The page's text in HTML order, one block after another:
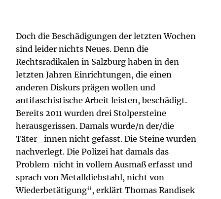
Doch die Beschädigungen der letzten Wochen
sind leider nichts Neues. Denn die
Rechtsradikalen in Salzburg haben in den
letzten Jahren Einrichtungen, die einen
anderen Diskurs prägen wollen und
antifaschistische Arbeit leisten, beschädigt.
Bereits 2011 wurden drei Stolpersteine
herausgerissen. Damals wurde/n der/die
Täter_innen nicht gefasst. Die Steine wurden
nachverlegt. Die Polizei hat damals das
Problem nicht in vollem Ausmaß erfasst und
sprach von Metalldiebstahl, nicht von
Wiederbetätigung“, erklärt Thomas Randisek